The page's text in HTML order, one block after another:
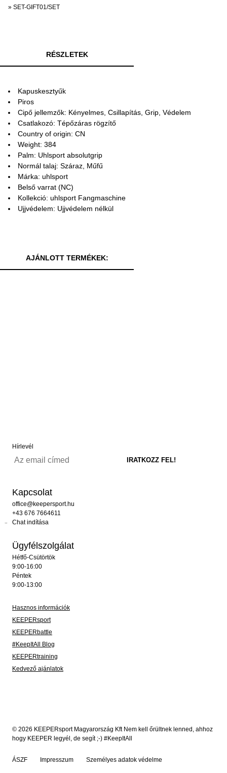
» SET-GIFT01/SET
RÉSZLETEK
Kapuskesztyűk
Piros
Cipő jellemzők: Kényelmes, Csillapítás, Grip, Védelem
Csatlakozó: Tépőzáras rögzítő
Country of origin: CN
Weight: 384
Palm: Uhlsport absolutgrip
Normál talaj: Száraz, Műfű
Márka: uhlsport
Belső varrat (NC)
Kollekció: uhlsport Fangmaschine
Ujjvédelem: Ujjvédelem nélkül
AJÁNLOTT TERMÉKEK:
Hírlevél
Kapcsolat
office@keepersport.hu
+43 676 7664611
Chat indítása
Ügyfélszolgálat
Hétfő-Csütörtök
9:00-16:00
Péntek
9:00-13:00
Hasznos információk
KEEPERsport
KEEPERbattle
#KeepItAll Blog
KEEPERtraining
Kedvező ajánlatok
© 2026 KEEPERsport Magyarország Kft Nem kell őrültnek lenned, ahhoz
hogy KEEPER legyél, de segít ;-) #KeepItAll
ÁSZF Impresszum Személyes adatok védelme